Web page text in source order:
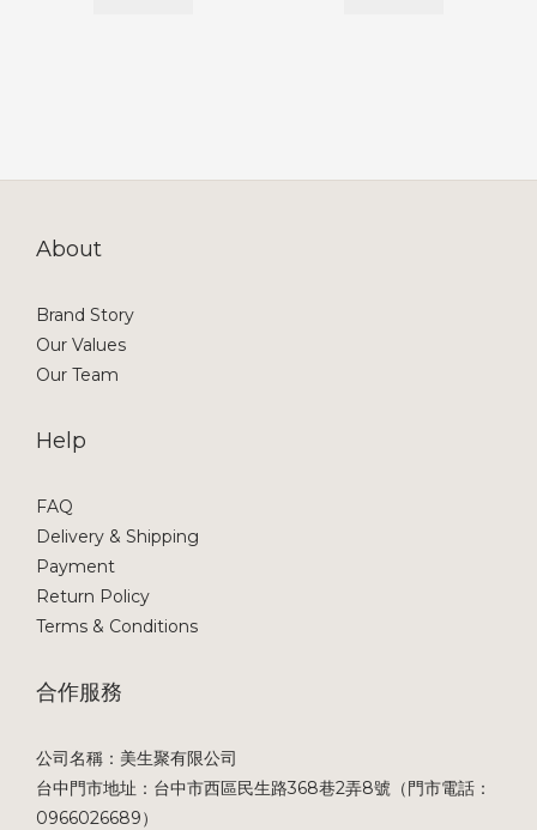
About
Brand Story
Our Values
Our Team
Help
FAQ
Delivery & Shipping
Payment
Return Policy
Terms & Conditions
合作服務
公司名稱：美生聚有限公司
台中門市地址：台中市西區民生路368巷2弄8號（門市電話：
0966026689）